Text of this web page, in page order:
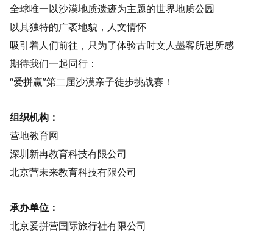
全球唯一以沙漠地质遗迹为主题的世界地质公园
以其独特的广袤地貌，人文情怀
吸引着人们前往，只为了体验古时文人墨客所思所感
期待我们一起同行：
“爱拼赢”第二届沙漠亲子徒步挑战赛！
组织机构：
营地教育网
深圳新冉教育科技有限公司
北京营未来教育科技有限公司
承办单位：
北京爱拼营国际旅行社有限公司